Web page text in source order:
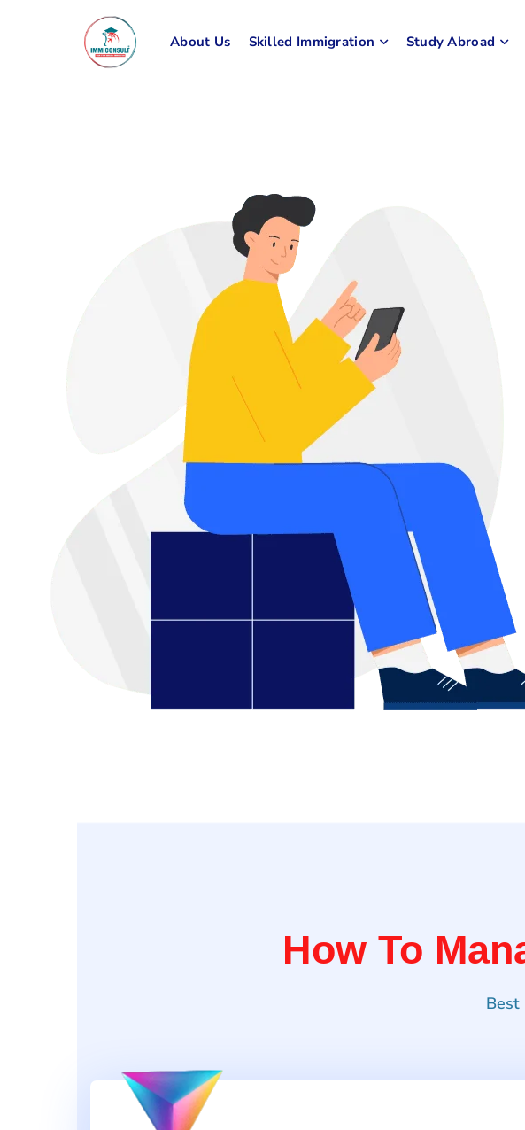
About Us Skilled Immigration Study Abroad
How To
Best